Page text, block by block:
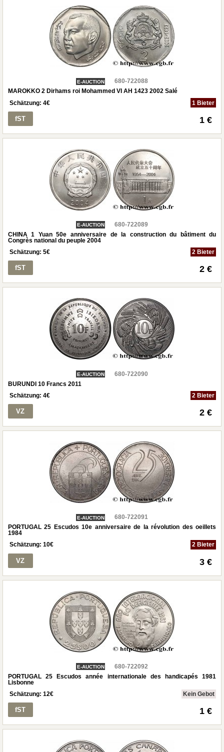
E-AUCTION
680-722088
MAROKKO 2 Dirhams roi Mohammed VI AH 1423 2002 Salé
Schätzung: 4€ 1 Bieter
fST 1 €
E-AUCTION
680-722089
CHINA 1 Yuan 50e anniversaire de la construction du bâtiment du
Congrès national du peuple 2004
Schätzung: 5€ 2 Bieter
fST 2 €
E-AUCTION
680-722090
BURUNDI 10 Francs 2011
Schätzung: 4€ 2 Bieter
VZ 2 €
E-AUCTION
680-722091
PORTUGAL 25 Escudos 10e anniversaire de la révolution des oeillets
1984
Schätzung: 10€ 2 Bieter
VZ 3 €
E-AUCTION
680-722092
PORTUGAL 25 Escudos année internationale des handicapés 1981
Lisbonne
Schätzung: 12€ Kein Gebot
fST 1 €